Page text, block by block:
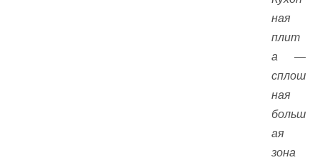
ная
плит
а —
сплош
ная
больш
ая
зона